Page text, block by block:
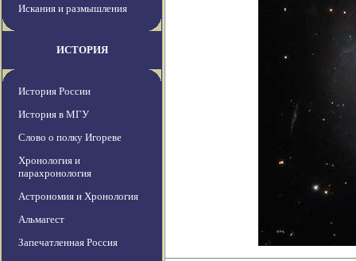
Искания и размышления
ИСТОРИЯ
История России
История в МГУ
Слово о полку Игореве
Хронология и
парахронология
Астрономия и Хронология
Альмагест
Запечатленная Россия